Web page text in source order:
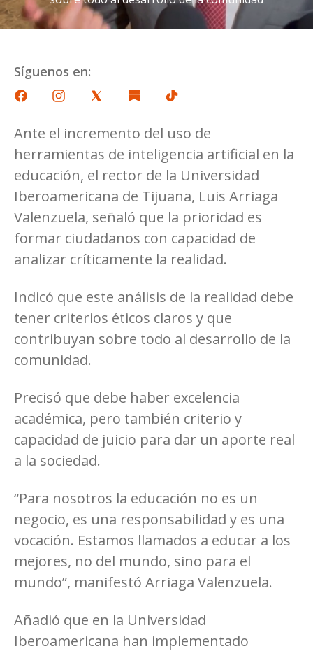
Síguenos en:
Ante el incremento del uso de
herramientas de inteligencia artificial en la
educación, el rector de la Universidad
Iberoamericana de Tijuana, Luis Arriaga
Valenzuela, señaló que la prioridad es
formar ciudadanos con capacidad de
analizar críticamente la realidad.
Indicó que este análisis de la realidad debe
tener criterios éticos claros y que
contribuyan sobre todo al desarrollo de la
comunidad.
Precisó que debe haber excelencia
académica, pero también criterio y
capacidad de juicio para dar un aporte real
a la sociedad.
“Para nosotros la educación no es un
negocio, es una responsabilidad y es una
vocación. Estamos llamados a educar a los
mejores, no del mundo, sino para el
mundo”, manifestó Arriaga Valenzuela.
Añadió que en la Universidad
Iberoamericana han implementado